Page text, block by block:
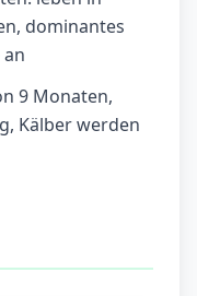
dominantes
9 Monaten,
Kälber werden